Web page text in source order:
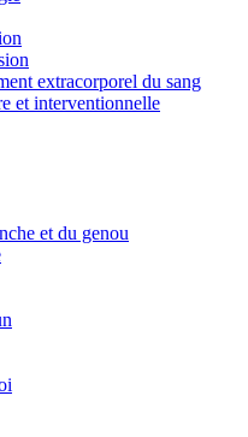
dans la technologie
centre d’innovation et
nous.
extracorporel du sang
et interventionnelle
et du genou